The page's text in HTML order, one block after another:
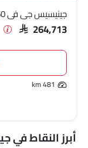
جينيسيس جي في 60
SAR 264,713
481 km
أبرز النقاط